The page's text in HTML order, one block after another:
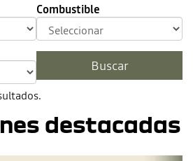
Combustible
destacadas